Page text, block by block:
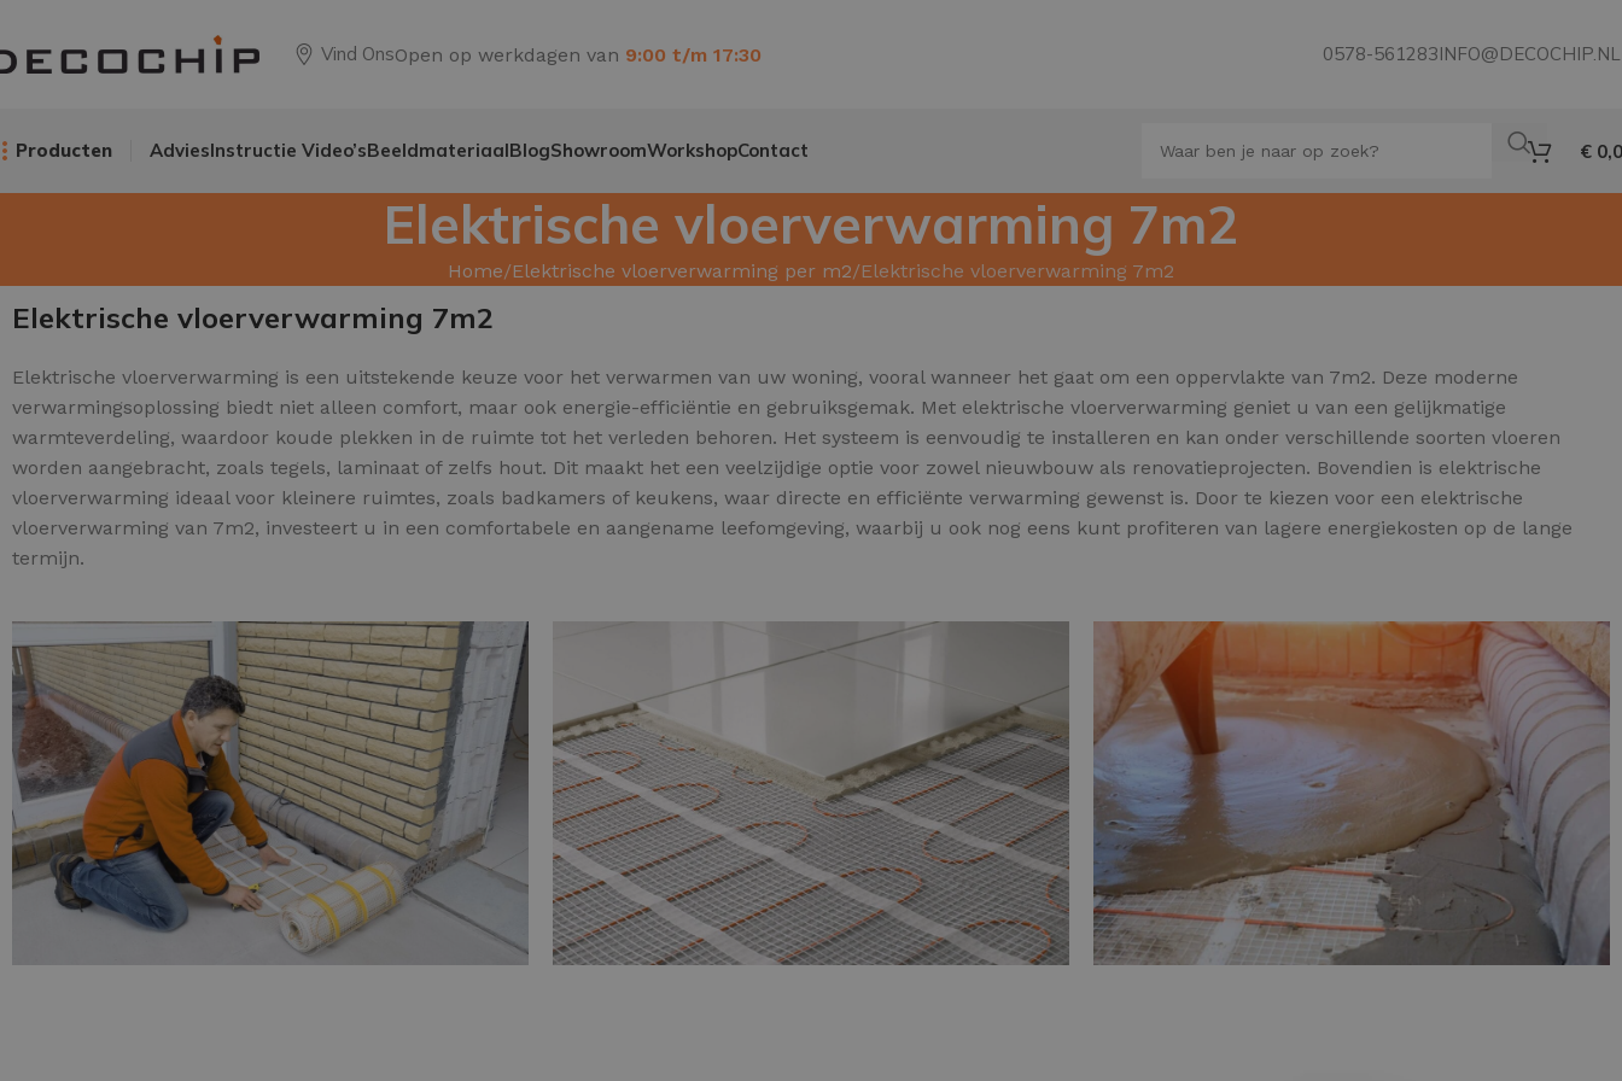
Vind OnsOpen op werkdagen van 9:00 t/m 17:30 0578-561283INFO@DECOCHIP.NL
Producten AdviesInstructie Video’sBeeldmateriaalBlogShowroomWorkshopContact €
Elektrische vloerverwarming 7m2
Home Elektrische vloerverwarming per m2 Elektrische vloerverwarming 7m2
Elektrische vloerverwarming 7m2
Elektrische vloerverwarming is een uitstekende keuze voor het verwarmen van uw woning, vooral wanneer het gaat om een oppervlakte van 7m2. Deze moderne
verwarmingsoplossing biedt niet alleen comfort, maar ook energie-efficiëntie en gebruiksgemak. Met elektrische vloerverwarming geniet u van een gelijkmatige
warmteverdeling, waardoor koude plekken in de ruimte tot het verleden behoren. Het systeem is eenvoudig te installeren en kan onder verschillende soorten vloeren
worden aangebracht, zoals tegels, laminaat of zelfs hout. Dit maakt het een veelzijdige optie voor zowel nieuwbouw als renovatieprojecten. Bovendien is elektrische
vloerverwarming ideaal voor kleinere ruimtes, zoals badkamers of keukens, waar directe en efficiënte verwarming gewenst is. Door te kiezen voor een elektrische
vloerverwarming van 7m2, investeert u in een comfortabele en aangename leefomgeving, waarbij u ook nog eens kunt profiteren van lagere energiekosten op de lange
termijn.